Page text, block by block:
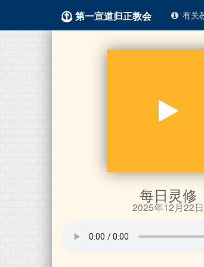
第一宣道归正教会 有关
每日灵修
2025年12月22日